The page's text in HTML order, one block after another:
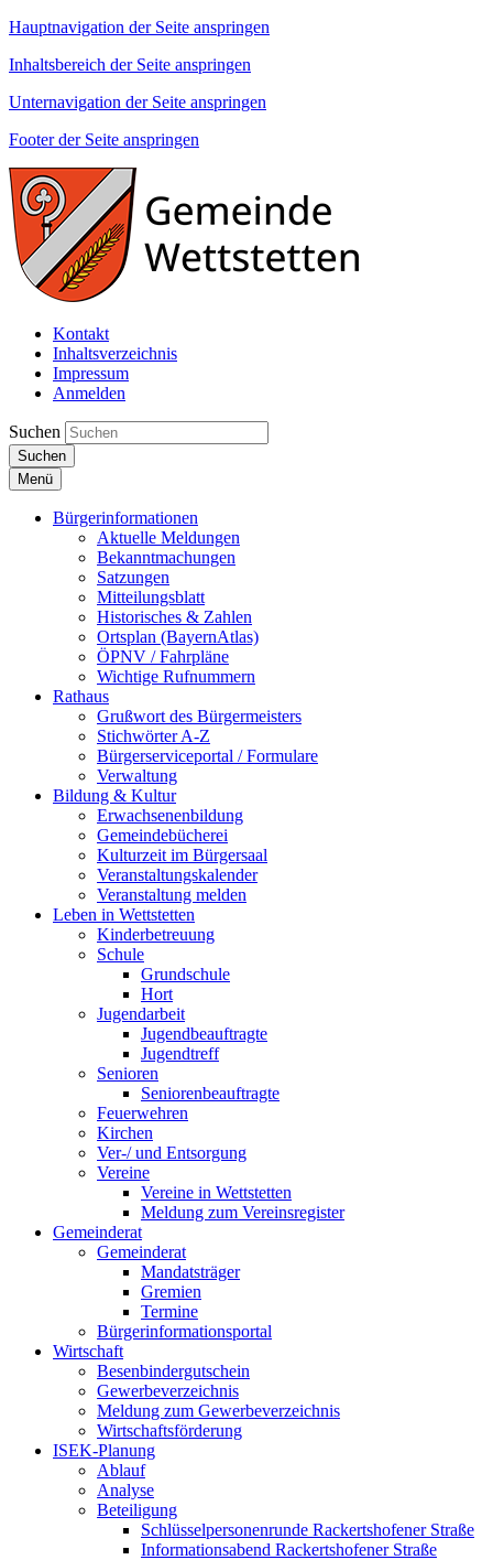
Hauptnavigation der Seite anspringen
Inhaltsbereich der Seite anspringen
Unternavigation der Seite anspringen
Footer der Seite anspringen
Kontakt
Inhaltsverzeichnis
Impressum
Anmelden
Suchen
Suchen
Menü
Bürgerinformationen
Aktuelle Meldungen
Bekanntmachungen
Satzungen
Mitteilungsblatt
Historisches & Zahlen
Ortsplan (BayernAtlas)
ÖPNV / Fahrpläne
Wichtige Rufnummern
Rathaus
Grußwort des Bürgermeisters
Stichwörter A-Z
Bürgerserviceportal / Formulare
Verwaltung
Bildung & Kultur
Erwachsenenbildung
Gemeindebücherei
Kulturzeit im Bürgersaal
Veranstaltungskalender
Veranstaltung melden
Leben in Wettstetten
Kinderbetreuung
Schule
Grundschule
Hort
Jugendarbeit
Jugendbeauftragte
Jugendtreff
Senioren
Seniorenbeauftragte
Feuerwehren
Kirchen
Ver-/ und Entsorgung
Vereine
Vereine in Wettstetten
Meldung zum Vereinsregister
Gemeinderat
Gemeinderat
Mandatsträger
Gremien
Termine
Bürgerinformationsportal
Wirtschaft
Besenbindergutschein
Gewerbeverzeichnis
Meldung zum Gewerbeverzeichnis
Wirtschaftsförderung
ISEK-Planung
Ablauf
Analyse
Beteiligung
Schlüsselpersonenrunde Rackertshofener Straße
Informationsabend Rackertshofener Straße